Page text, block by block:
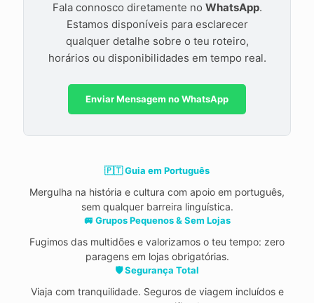
Fala connosco diretamente no WhatsApp.
Estamos disponíveis para esclarecer
qualquer detalhe sobre o teu roteiro,
horários ou disponibilidades em tempo real.
Enviar Mensagem no WhatsApp
🇵🇹 Guia em Português
Mergulha na história e cultura com apoio em português,
sem qualquer barreira linguística.
🚐 Grupos Pequenos & Sem Lojas
Fugimos das multidões e valorizamos o teu tempo: zero
paragens em lojas obrigatórias.
🛡️ Segurança Total
Viaja com tranquilidade. Seguros de viagem incluídos e